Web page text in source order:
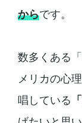
からです。
数多くある
メリカの心
唱している